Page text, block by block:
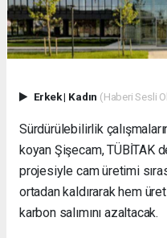
Erkek| Kadın (Haberi Sesli
Sürdürülebilirlik
koyan Şişecam, TÜBİTAK
projesiyle cam üretimi
ortadan kaldırarak hem
karbon salımını azaltacak.